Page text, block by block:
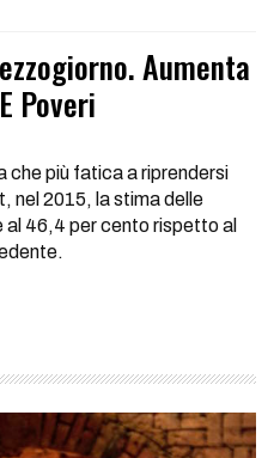
Aumenta
Poveri
che più fatica a riprendersi
nel 2015, la stima delle
al 46,4 per cento rispetto al